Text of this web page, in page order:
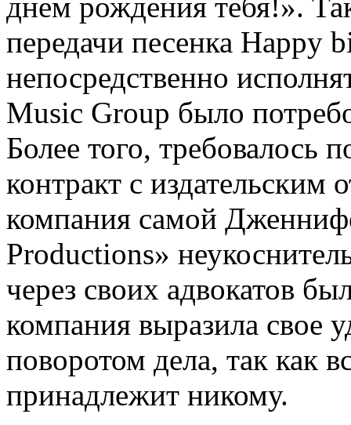
днем рождения тебя!».
передачи песенка Happy
непосредственно
Music Group было
Более того, требовалось
контракт с издательским
компания самой
Productions»
через своих адвокатов
компания выразила свое
поворотом дела, так как
принадлежит никому.